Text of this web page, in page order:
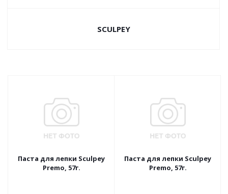
SCULPEY
Паста для лепки Sculpey
Premo, 57г.
Паста для лепки Sculpey
Premo, 57г.